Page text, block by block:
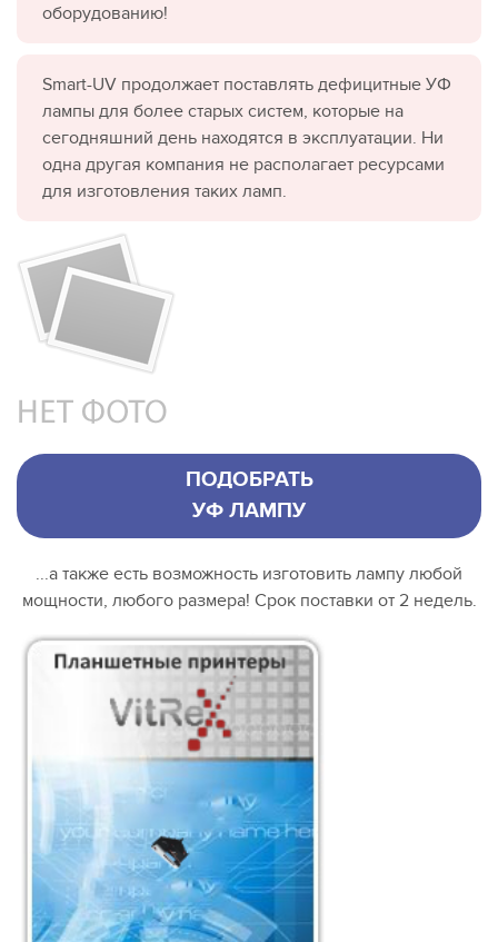
оборудованию!
Smart-UV продолжает поставлять дефицитные УФ
лампы для более старых систем, которые на
сегодняшний день находятся в эксплуатации. Ни
одна другая компания не располагает ресурсами
для изготовления таких ламп.
ПОДОБРАТЬ
УФ ЛАМПУ
...а также есть возможность изготовить лампу любой
мощности, любого размера! Срок поставки от 2 недель.